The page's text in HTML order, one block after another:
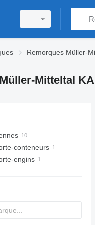
Remorques Müller-
Mitteltal KA
conteneurs
engins